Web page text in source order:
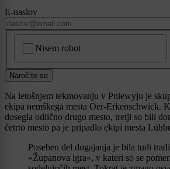
E-naslov
Nisem robot
Naročite se
Na letošnjem tekmovanju v Pniewyju je
ekipa nemškega mesta Oer-Erkenschwick.
dosegla odlično drugo mesto, tretji so bili
četrto mesto pa je pripadlo ekipi mesta
Poseben del dogajanja je bila tudi
»Županova igra«, v kateri so se